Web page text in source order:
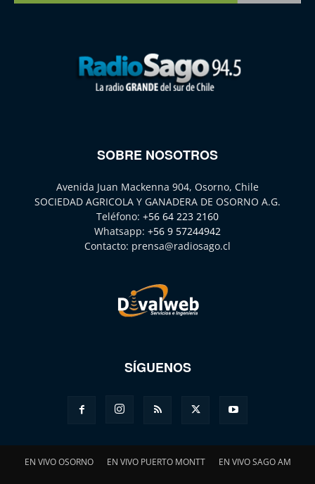
SOBRE NOSOTROS
Avenida Juan Mackenna 904, Osorno, Chile
SOCIEDAD AGRICOLA Y GANADERA DE OSORNO A.G.
Teléfono: +56 64 223 2160
Whatsapp: +56 9 57244942
Contacto: prensa@radiosago.cl
SÍGUENOS
EN VIVO OSORNO EN VIVO PUERTO MONTT EN VIVO SAGO AM